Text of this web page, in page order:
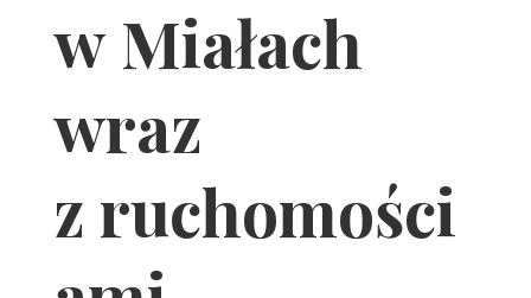
w Miałach
wraz
z ruchomości